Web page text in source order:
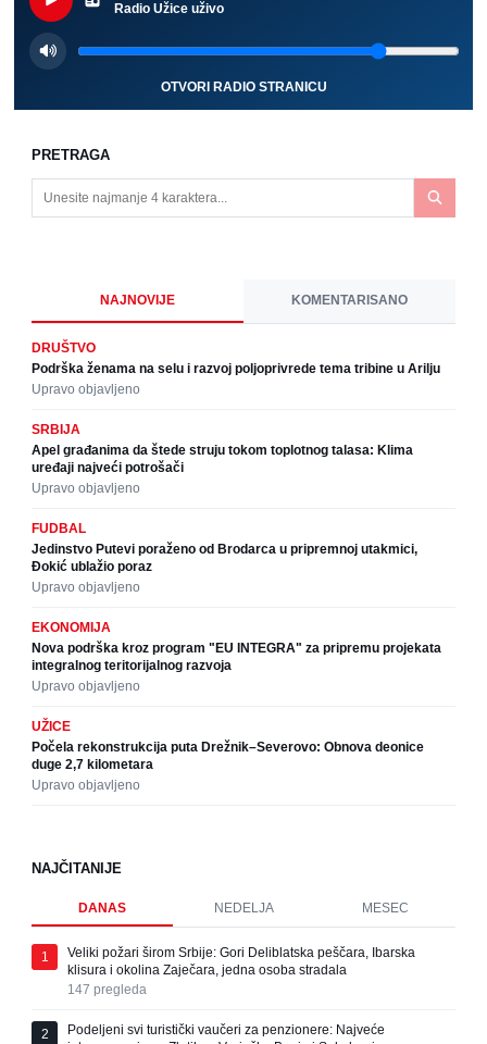
Radio Užice uživo
OTVORI RADIO STRANICU
PRETRAGA
NAJNOVIJE KOMENTARISANO
DRUŠTVO
Podrška ženama na selu i razvoj poljoprivrede tema tribine u Arilju
Upravo objavljeno
SRBIJA
Apel građanima da štede struju tokom toplotnog talasa: Klima
uređaji najveći potrošači
Upravo objavljeno
FUDBAL
Jedinstvo Putevi poraženo od Brodarca u pripremnoj utakmici,
Đokić ublažio poraz
Upravo objavljeno
EKONOMIJA
Nova podrška kroz program "EU INTEGRA" za pripremu projekata
integralnog teritorijalnog razvoja
Upravo objavljeno
UŽICE
Počela rekonstrukcija puta Drežnik–Severovo: Obnova deonice
duge 2,7 kilometara
Upravo objavljeno
NAJČITANIJE
DANAS NEDELJA MESEC
1
Veliki požari širom Srbije: Gori Deliblatska peščara, Ibarska
klisura i okolina Zaječara, jedna osoba stradala
147 pregleda
2
Podeljeni svi turistički vaučeri za penzionere: Najveće